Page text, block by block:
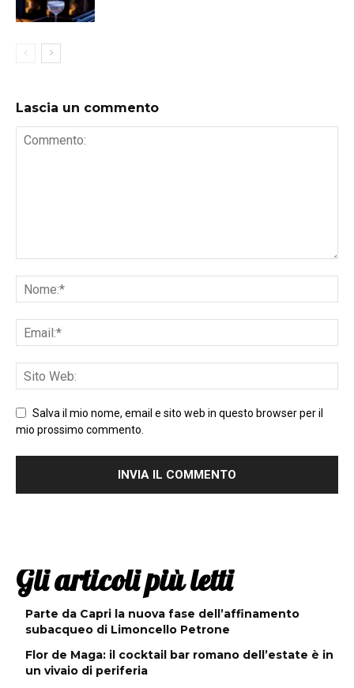
bottiglie, un Master table da 12 persone, pensato
riservato ai clienti del ristorante, dove poter degustare
distillati e cocktail. Chiude le danze la terrazza, che
un'esperienza completa. A.M.
Lascia un commento
Salva il mio nome, email e sito web in questo browser per il
mio prossimo commento.
Gli articoli più letti
Parte da Capri la nuova fase dell’affinamento
subacqueo di Limoncello Petrone
Flor de Maga: il cocktail bar romano dell’estate è in
un vivaio di periferia